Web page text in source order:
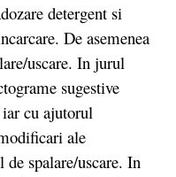
detergent si
De asemenea
uscare. In jurul
sugestive
cu ajutorul
ale
spalare/uscare. In